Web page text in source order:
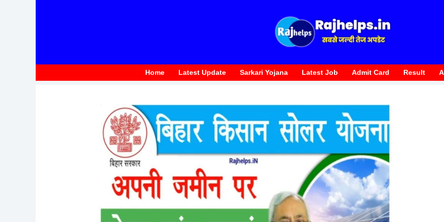
Home Latest Update Sarkari Yojana Latest Job Admit Card Result